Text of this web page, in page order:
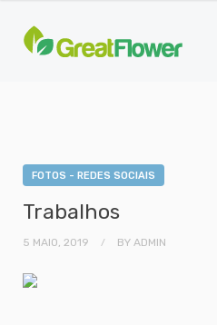
FOTOS - REDES SOCIAIS
Trabalhos
5 MAIO, 2019 BY ADMIN